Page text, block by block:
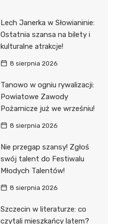
Lech Janerka w Słowianinie:
Ostatnia szansa na bilety i
kulturalne atrakcje!
8 sierpnia 2026
Tanowo w ogniu rywalizacji:
Powiatowe Zawody
Pożarnicze już we wrześniu!
8 sierpnia 2026
Nie przegap szansy! Zgłoś
swój talent do Festiwalu
Młodych Talentów!
8 sierpnia 2026
Szczecin w literaturze: co
czytali mieszkańcy latem?